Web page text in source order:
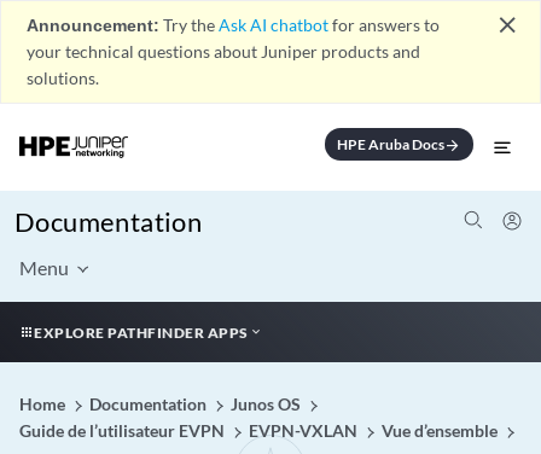
Announcement: Try theAsk AI chatbotfor answers to
your technical questions about Juniper products and
solutions.
close
HPE Aruba Docsarrow_forward
Documentation
Menu
EXPLORE PATHFINDER APPS
Home Documentation
Junos OS
Guide de l’utilisateur EVPN
EVPN-VXLAN Vue d’ensemble